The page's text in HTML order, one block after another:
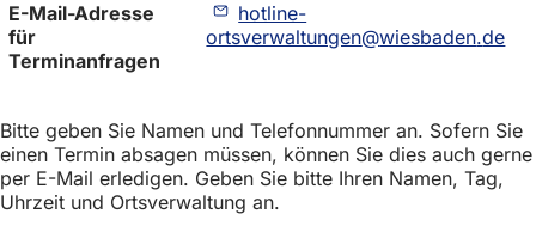
rE-Mail-Adresse
für
Terminanfragen
hotline-
ortsverwaltungen
wiesbaden de
Bitte geben Sie Namen und Telefonnummer an. Sofern Sie
einen Termin absagen müssen, können Sie dies auch gerne
per E-Mail erledigen. Geben Sie bitte Ihren Namen, Tag,
Uhrzeit und Ortsverwaltung an.